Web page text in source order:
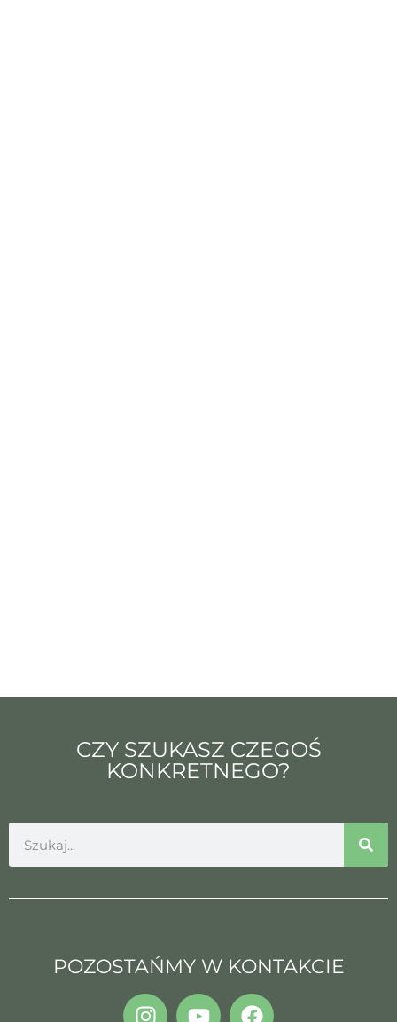
CZY SZUKASZ CZEGOŚ
KONKRETNEGO?
POZOSTAŃMY W KONTAKCIE